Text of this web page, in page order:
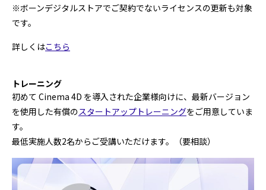
※ボーンデジタルストアでご契約でないライセンスの更新も対象
です。
詳しくはこちら
トレーニング
初めて Cinema 4D を導入された企業様向けに、最新バージョン
を使用した有償のスタートアップトレーニングをご用意していま
す。
最低実施人数2名からご受講いただけます。（要相談）